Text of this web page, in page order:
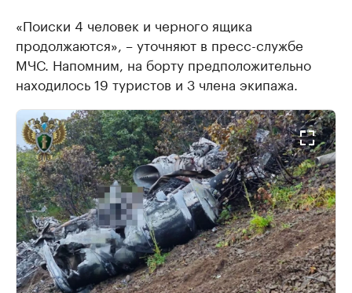
«Поиски 4 человек и черного ящика
продолжаются», – уточняют в пресс-службе
МЧС. Напомним, на борту предположительно
находилось 19 туристов и 3 члена экипажа.